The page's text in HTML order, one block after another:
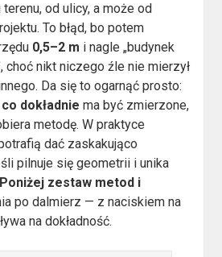
od ulicy, a może od
To błąd, bo potem
0,5–2 m i nagle „budynek
choć nikt niczego źle nie mierzył
Da się to ogarnąć prosto:
co dokładnie ma być zmierzone,
metodę. W praktyce
dać zaskakująco
pilnuje się geometrii i unika
Poniżej zestaw metod i
po dalmierz — z naciskiem na
na dokładność.